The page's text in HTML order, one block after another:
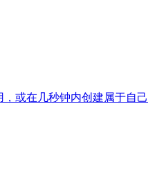
或在几秒钟内创建属于自己